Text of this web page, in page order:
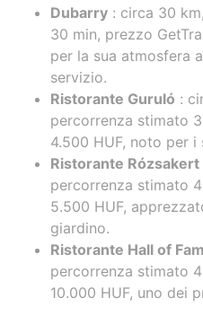
Dubarry : circa 30
30 min, prezzo
per la sua atmosfera
servizio.
Ristorante Guruló :
percorrenza stimato
4.500 HUF, noto per
Ristorante Rózsakert
percorrenza stimato
5.500 HUF,
giardino.
Ristorante Hall of
percorrenza stimato
10.000 HUF, uno dei